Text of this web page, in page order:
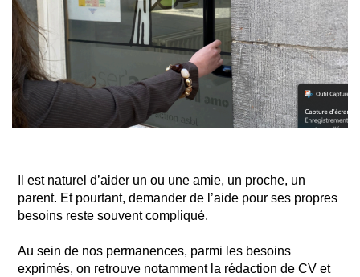
Il est naturel d’aider un ou une amie, un proche, un
parent. Et pourtant, demander de l’aide pour ses propres
besoins reste souvent compliqué.
Au sein de nos permanences, parmi les besoins
exprimés, on retrouve notamment la rédaction de CV et